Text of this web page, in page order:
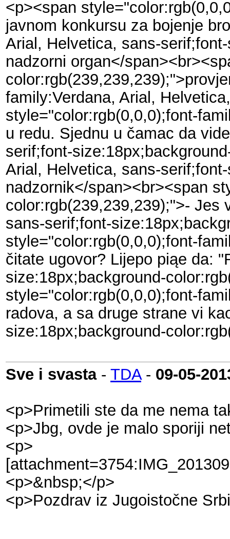
<p><span
javnom konkursu za bojenje
Arial, Helvetica, sans-
nadzorni organ</
family:Verdana, Arial,
style="color:rgb(0,0,0);font-
u redu. Sjednu u čamac da
serif;font-
Arial, Helvetica, sans-
nadzornik</span><br><span
color:rgb(239,239,239);">- Jes
sans-serif;font-
style="color:rgb(0,0,0);font-
čitate ugovor? Lijepo piąe da:
size:18px;background-
style="color:rgb(0,0,0);font-
radova, a sa druge strane vi
size:18px;background-
Sve i svasta- TDA- 09-05-
<p>Primetili ste da me nema
<p>Jbg, ovde je malo sporiji
<p>
<p>&nbsp;</p>
<p>Pozdrav iz Jugoistočne